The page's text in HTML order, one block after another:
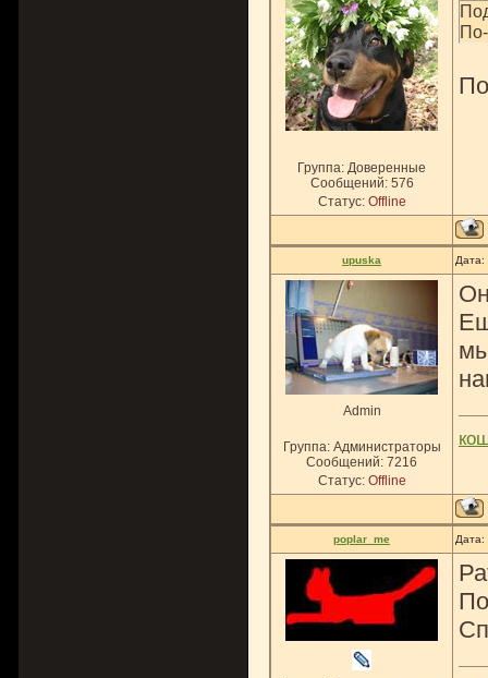
Группа: Доверенные
Сообщений: 576
Статус: Offline
upuska
Admin
Группа: Администраторы
Сообщений: 7216
Статус: Offline
poplar_me